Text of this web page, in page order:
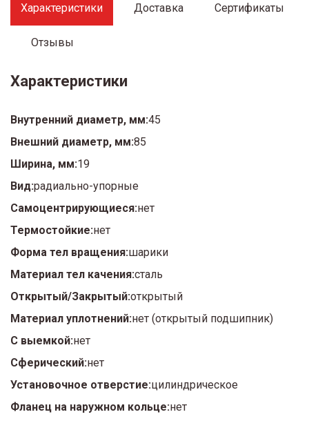
Характеристики Доставка Сертификаты
Отзывы
Характеристики
Внутренний диаметр, мм:45
Внешний диаметр, мм:85
Ширина, мм:19
Вид:радиально-упорные
Самоцентрирующиеся:нет
Термостойкие:нет
Форма тел вращения:шарики
Материал тел качения:сталь
Открытый/Закрытый:открытый
Материал уплотнений:нет (открытый подшипник)
С выемкой:нет
Сферический:нет
Установочное отверстие:цилиндрическое
Фланец на наружном кольце:нет